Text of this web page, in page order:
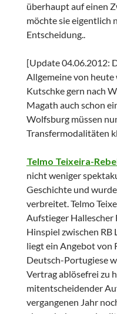
überhaupt auf einen
möchte sie eigentlich
Entscheidung..
[Update 04.06.2012:
Allgemeine von
Kutschke gern nach
Magath auch schon
Wolfsburg müssen
Transfermodalitäten
Telmo Teixeira-
nicht weniger
Geschichte und
verbreitet. Telmo
Aufstieger Hallescher
Hinspiel zwischen RB
liegt ein Angebot von
Deutsch-Portugiese
Vertrag ablösefrei zu
mitentscheidender
vergangenen Jahr